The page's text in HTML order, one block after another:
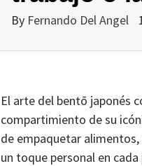
By Fernando Del Angel
El arte del bentō japonés
compartimiento de su
de empaquetar
un toque personal en cada